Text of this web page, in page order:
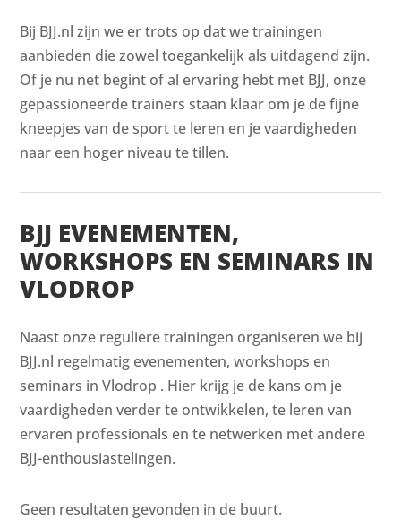
Bij BJJ.nl zijn we er trots op dat we trainingen
aanbieden die zowel toegankelijk als uitdagend zijn.
Of je nu net begint of al ervaring hebt met BJJ, onze
gepassioneerde trainers staan klaar om je de fijne
kneepjes van de sport te leren en je vaardigheden
naar een hoger niveau te tillen.
BJJ EVENEMENTEN,
WORKSHOPS EN SEMINARS IN
VLODROP
Naast onze reguliere trainingen organiseren we bij
BJJ.nl regelmatig evenementen, workshops en
seminars in Vlodrop . Hier krijg je de kans om je
vaardigheden verder te ontwikkelen, te leren van
ervaren professionals en te netwerken met andere
BJJ-enthousiastelingen.
Geen resultaten gevonden in de buurt.